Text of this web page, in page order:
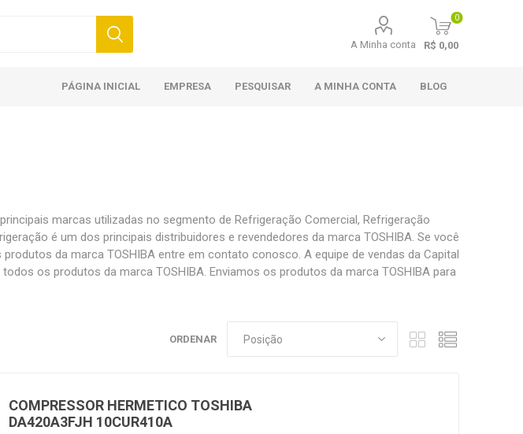
A Minha conta
0
R$ 0,00
PÁGINA INICIAL EMPRESA PESQUISAR A MINHA CONTA BLOG
marcas utilizadas no segmento de Refrigeração Comercial, Refrigeração
é um dos principais distribuidores e revendedores da marca TOSHIBA. Se você
da marca TOSHIBA entre em contato conosco. A equipe de vendas da Capital
os produtos da marca TOSHIBA. Enviamos os produtos da marca TOSHIBA para
ORDENAR
COMPRESSOR HERMETICO TOSHIBA
DA420A3FJH 10CUR410A